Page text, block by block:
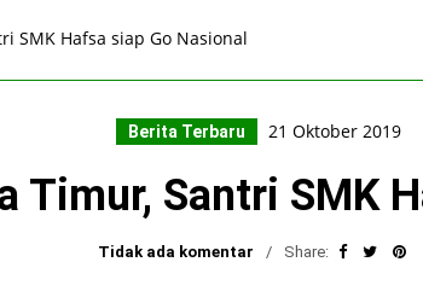
SMK Hafsa siap Go Nasional
Berita Terbaru 21 Oktober 2019
Timur, Santri SMK
Tidak ada komentar Share: